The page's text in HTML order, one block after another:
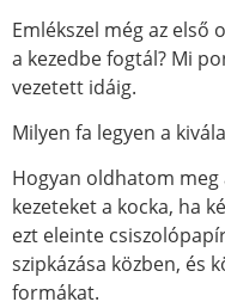
Emlékszel még az
a kezedbe fogtál? Mi
vezetett idáig.
Milyen fa legyen a
Hogyan oldhatom meg
kezeteket a kocka, ha
ezt eleinte
szipkázása közben, és
formákat.